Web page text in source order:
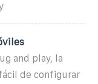
and play, la
de configurar